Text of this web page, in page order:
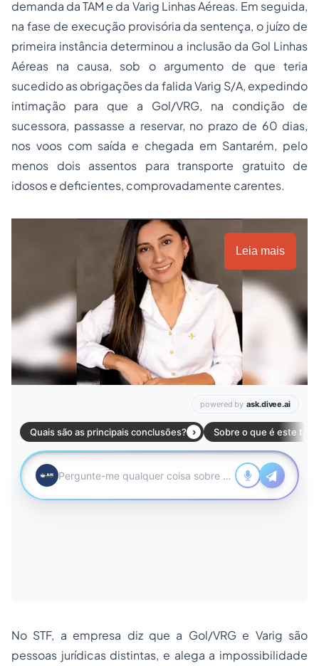
demanda da TAM e da Varig Linhas Aéreas. Em seguida,
na fase de execução provisória da sentença, o juízo de
primeira instância determinou a inclusão da Gol Linhas
Aéreas na causa, sob o argumento de que teria
sucedido as obrigações da falida Varig S/A, expedindo
intimação para que a Gol/VRG, na condição de
sucessora, passasse a reservar, no prazo de 60 dias,
nos voos com saída e chegada em Santarém, pelo
menos dois assentos para transporte gratuito de
idosos e deficientes, comprovadamente carentes.
Leia mais
No STF, a empresa diz que a Gol/VRG e Varig são
pessoas jurídicas distintas, e alega a impossibilidade